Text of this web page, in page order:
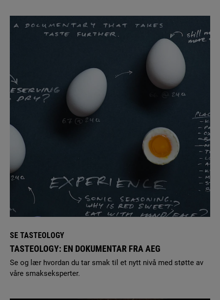
feilsøkeren, sender vi gjerne en autorisert servicetekniker.
Fyll utskjemaetfor å avtale service.
7. Hvor kan jeg finne bruksanvisningen for ovnen min?
Med modell- og produktnummeret tilgjengelig, kan du
laste ned en ny bruksanvisning
SE TASTEOLOGY
TASTEOLOGY: EN DOKUMENTAR FRA AEG
Se og lær hvordan du tar smak til et nytt nivå med støtte av
våre smakseksperter.